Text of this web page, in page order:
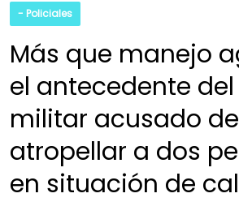
- Policiales
Más que manejo
el antecedente
militar acusado de
atropellar a dos
en situación de